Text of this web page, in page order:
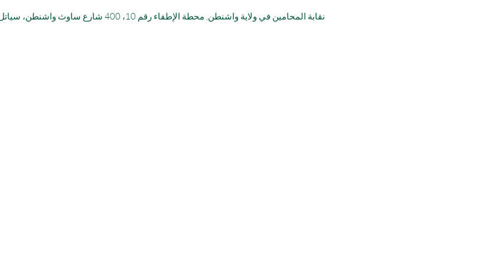
نقابة المحامين في ولاية واشنطن, محطة الإطفاء رقم 10، 400 شارع ساوث واشنطن، سياتل، واشنطن 98104، الولايات المتحدة الأمريكية